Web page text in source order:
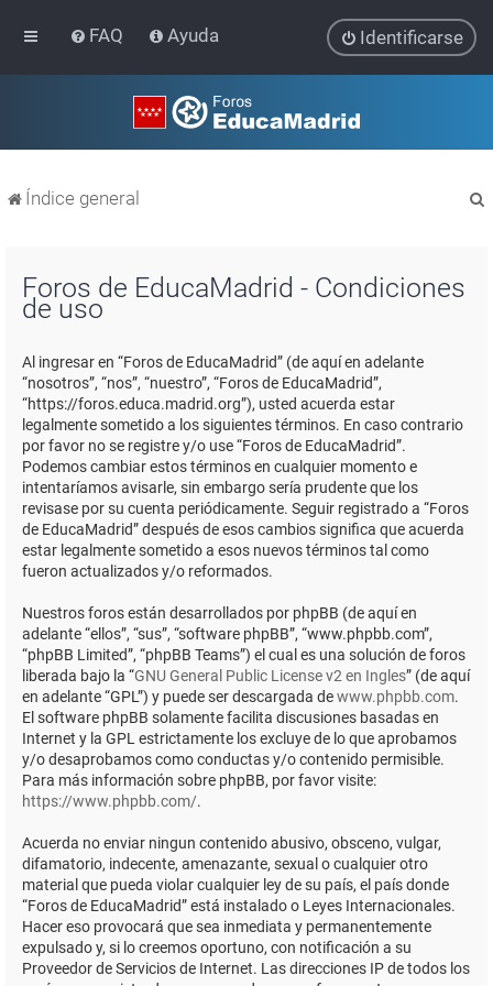
FAQ Ayuda Identificarse
Índice general
Foros de EducaMadrid - Condiciones
de uso
Al ingresar en “Foros de EducaMadrid” (de aquí en adelante
“nosotros”, “nos”, “nuestro”, “Foros de EducaMadrid”,
“https://foros.educa.madrid.org”), usted acuerda estar
legalmente sometido a los siguientes términos. En caso contrario
por favor no se registre y/o use “Foros de EducaMadrid”.
Podemos cambiar estos términos en cualquier momento e
intentaríamos avisarle, sin embargo sería prudente que los
revisase por su cuenta periódicamente. Seguir registrado a “Foros
de EducaMadrid” después de esos cambios significa que acuerda
estar legalmente sometido a esos nuevos términos tal como
fueron actualizados y/o reformados.
Nuestros foros están desarrollados por phpBB (de aquí en
adelante “ellos”, “sus”, “software phpBB”, “www.phpbb.com”,
“phpBB Limited”, “phpBB Teams”) el cual es una solución de foros
liberada bajo la “GNU General Public License v2 en Ingles” (de aquí
en adelante “GPL”) y puede ser descargada dewww.phpbb.com.
El software phpBB solamente facilita discusiones basadas en
Internet y la GPL estrictamente los excluye de lo que aprobamos
y/o desaprobamos como conductas y/o contenido permisible.
Para más información sobre phpBB, por favor visite:
https://www.phpbb.com/.
Acuerda no enviar ningun contenido abusivo, obsceno, vulgar,
difamatorio, indecente, amenazante, sexual o cualquier otro
material que pueda violar cualquier ley de su país, el país donde
“Foros de EducaMadrid” está instalado o Leyes Internacionales.
Hacer eso provocará que sea inmediata y permanentemente
expulsado y, si lo creemos oportuno, con notificación a su
Proveedor de Servicios de Internet. Las direcciones IP de todos los